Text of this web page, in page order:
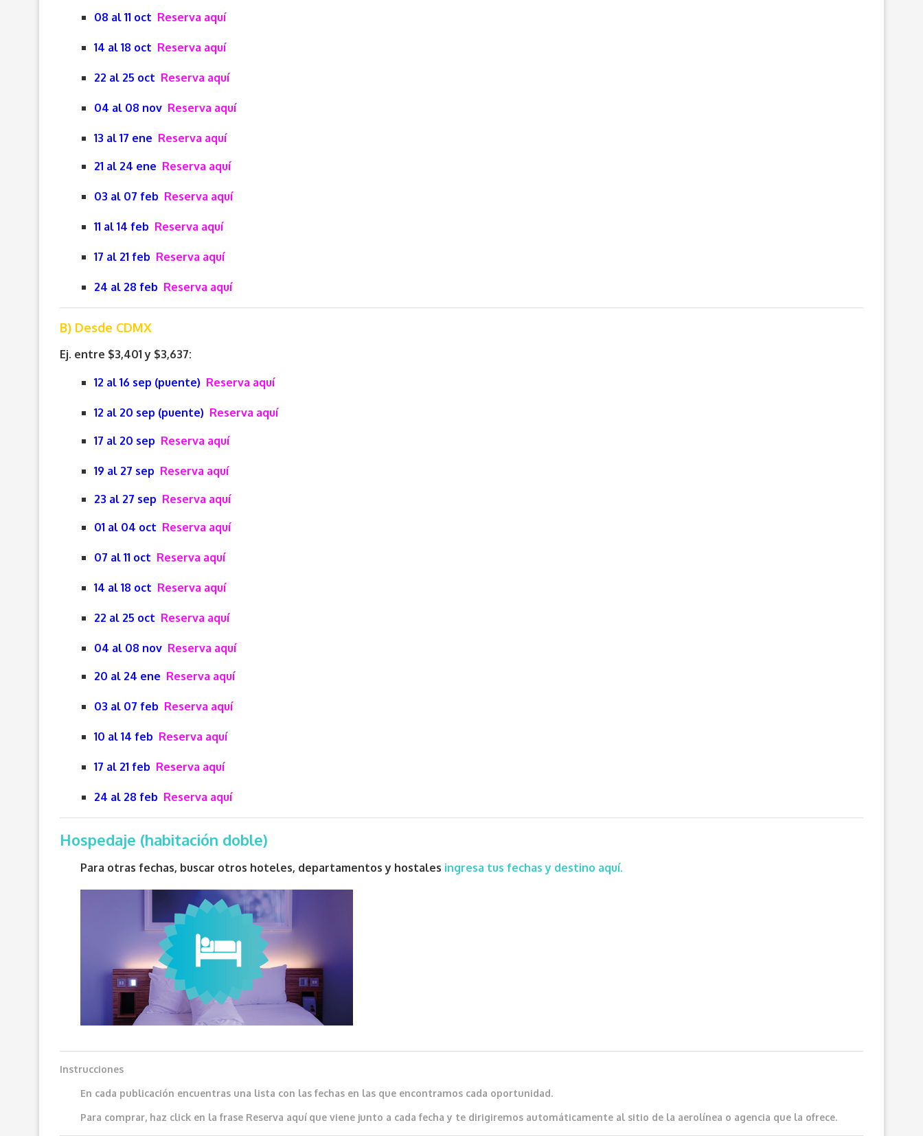
08 al 11 oct Reserva aquí
14 al 18 oct Reserva aquí
22 al 25 oct Reserva aquí
04 al 08 nov Reserva aquí
13 al 17 ene Reserva aquí
21 al 24 ene Reserva aquí
03 al 07 feb Reserva aquí
11 al 14 feb Reserva aquí
17 al 21 feb Reserva aquí
24 al 28 feb Reserva aquí
B) Desde CDMX
Ej. entre $3,401 y $3,637:
12 al 16 sep (puente) Reserva aquí
12 al 20 sep (puente) Reserva aquí
17 al 20 sep Reserva aquí
19 al 27 sep Reserva aquí
23 al 27 sep Reserva aquí
01 al 04 oct Reserva aquí
07 al 11 oct Reserva aquí
14 al 18 oct Reserva aquí
22 al 25 oct Reserva aquí
04 al 08 nov Reserva aquí
20 al 24 ene Reserva aquí
03 al 07 feb Reserva aquí
10 al 14 feb Reserva aquí
17 al 21 feb Reserva aquí
24 al 28 feb Reserva aquí
Hospedaje (habitación doble)
Para otras fechas, buscar otros hoteles, departamentos y hostales ingresa tus fechas y destino aquí.
Instrucciones
En cada publicación encuentras una lista con las fechas en las que encontramos cada oportunidad.
Para comprar, haz click en la frase Reserva aquí que viene junto a cada fecha y te dirigiremos automáticamente al sitio de la aerolínea o agencia que la ofrece.